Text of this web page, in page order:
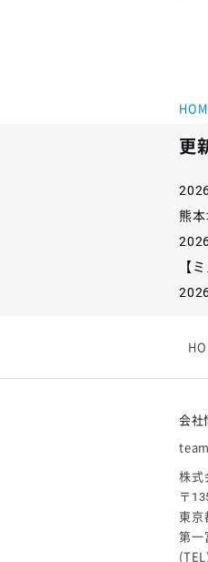
更
熊
【
ゴー
会社
株式
〒
東京
第一